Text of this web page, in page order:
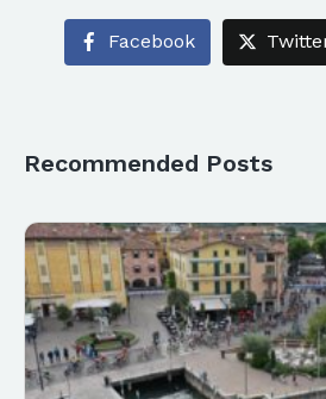
Facebook
Recommended Posts